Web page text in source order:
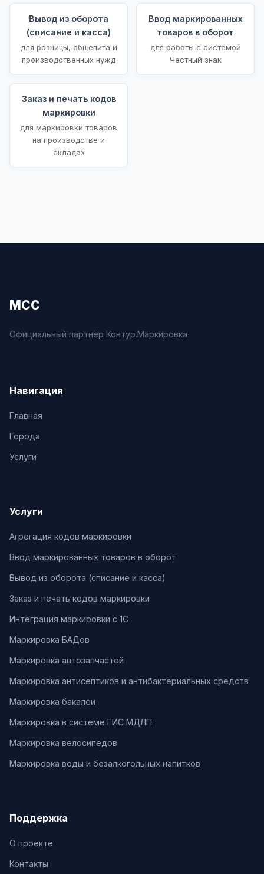
Вывод из оборота
(списание и касса)
для розницы, общепита и
производственных нужд
Ввод маркированных
товаров в оборот
для работы с системой
Честный знак
Заказ и печать кодов
маркировки
для маркировки товаров
на производстве и
складах
МСС
Официальный партнёр Контур.Маркировка
Навигация
Главная
Города
Услуги
Услуги
Агрегация кодов маркировки
Ввод маркированных товаров в оборот
Вывод из оборота (списание и касса)
Заказ и печать кодов маркировки
Интеграция маркировки с 1С
Маркировка БАДов
Маркировка автозапчастей
Маркировка антисептиков и антибактериальных средств
Маркировка бакалеи
Маркировка в системе ГИС МДЛП
Маркировка велосипедов
Маркировка воды и безалкогольных напитков
Поддержка
О проекте
Контакты